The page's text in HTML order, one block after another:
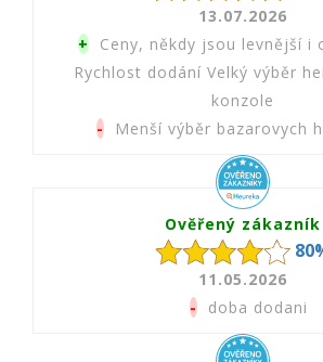
13.07.2026
+ Ceny, někdy jsou levnější i
Rychlost dodání Velký výběr
konzole
- Menší výběr bazarovych
Ověřený zákazník
11.05.2026
-doba dodani